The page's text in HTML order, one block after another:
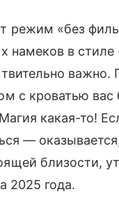
режим «без
намеков в
важно.
с кроватью вас
какая-то!
—
близости,
2025 года.